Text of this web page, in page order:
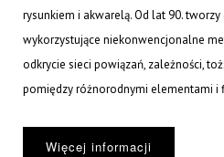
rysunkiem i akwarelą. Od lat 90.
wykorzystujące niekonwencjonalne
odkrycie sieci powiązań, zależności,
pomiędzy różnorodnymi elementami i
Więcej informacji